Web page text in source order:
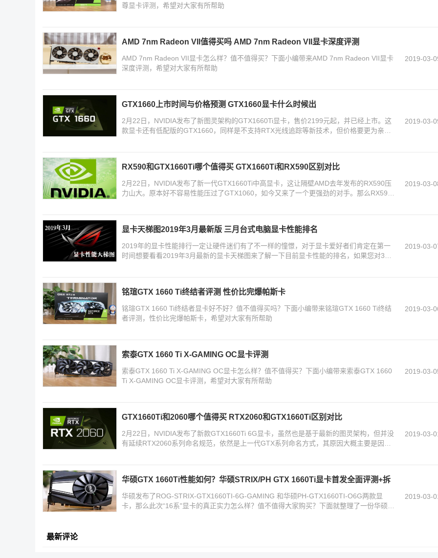
尊显卡评测，希望对大家有所帮助
AMD 7nm Radeon VII值得买吗 AMD 7nm Radeon VII显卡深度评测
AMD 7nm Radeon VII显卡怎么样？值不值得买？下面小编带来AMD 7nm Radeon VII显卡
深度评测，希望对大家有所帮助
2019-03-
GTX1660上市时间与价格预测 GTX1660显卡什么时候出
2月22日，NVIDIA发布了新图灵架构的GTX1660Ti显卡，售价2199元起，并已经上市。这
款显卡还有低配版的GTX1660，同样是不支持RTX光线追踪等新技术，但价格要更为亲
2019-03-
RX590和GTX1660Ti哪个值得买 GTX1660Ti和RX590区别对比
2月22日，NVIDIA发布了新一代GTX1660Ti中高显卡，这让隔壁AMD去年发布的RX590压
力山大。原本好不容易性能压过了GTX1060，如今又来了一个更强劲的对手。那么RX590
2019-03-
显卡天梯图2019年3月最新版 三月台式电脑显卡性能排名
2019年的显卡性能排行一定让硬件迷们有了不一样的憧憬，对于显卡爱好者们肯定在第一
时间想要看看2019年3月最新的显卡天梯图来了解一下目前显卡性能的排名，如果您对3月
2019-03-
铭瑄GTX 1660 Ti终结者评测 性价比完爆帕斯卡
铭瑄GTX 1660 Ti终结者显卡好不好？值不值得买吗？下面小编带来铭瑄GTX 1660 Ti终结
者评测，性价比完爆帕斯卡，希望对大家有所帮助
2019-03-
索泰GTX 1660 Ti X-GAMING OC显卡评测
索泰GTX 1660 Ti X-GAMING OC显卡怎么样？值不值得买？下面小编带来索泰GTX 1660
Ti X-GAMING OC显卡评测，希望对大家有所帮助
2019-03-
GTX1660Ti和2060哪个值得买 RTX2060和GTX1660Ti区别对比
2月22日，NVIDIA发布了新款GTX1660Ti 6G显卡，虽然也是基于最新的图灵架构，但并没
有延续RTX2060系列命名规范，依然是上一代GTX系列命名方式，其原因大概主要是因为
2019-03-
华硕GTX 1660Ti性能如何？华硕STRIX/PH GTX 1660Ti显卡首发全面评测+拆
华硕发布了ROG-STRIX-GTX1660TI-6G-GAMING 和华硕PH-GTX1660TI-O6G两款显
卡，那么此次“16系"显卡的真正实力怎么样？值不值得大家购买？下面就整理了一份华硕
2019-03-
最新评论